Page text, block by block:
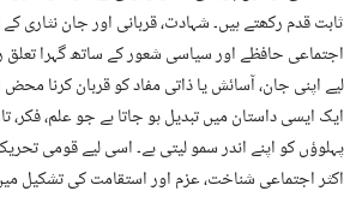
ثابت قدم رکھتے ہیں۔ شہادت، قربانی اور جان نثاری
اجتماعی حافظے اور سیاسی شعور کے ساتھ گہرا
لیے اپنی جان، آسائش یا ذاتی مفاد کو قربان کرنا محض
ایک ایسی داستان میں تبدیل ہو جاتا ہے جو علم، فکر،
پہلوؤں کو اپنے اندر سمو لیتی ہے۔ اسی لیے قومی
اکثر اجتماعی شناخت، عزم اور استقامت کی تشکیل میں